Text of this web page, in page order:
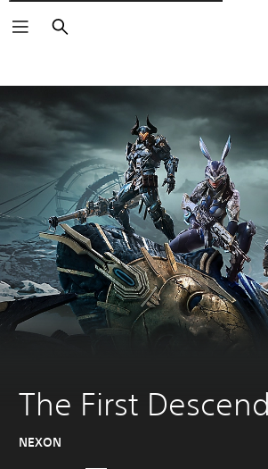
Pesquisar
The First
NEXON